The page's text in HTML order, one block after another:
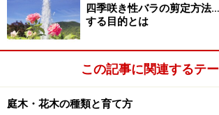
て、何度か向きをかえて離れてみる
だ」という所が見つかるはずです。正
ら、植え穴に木を置いてみましょう。
四季咲き性バラの剪定方法
する目的とは
この記事に関連するテ
庭木・花木の種類と育て方